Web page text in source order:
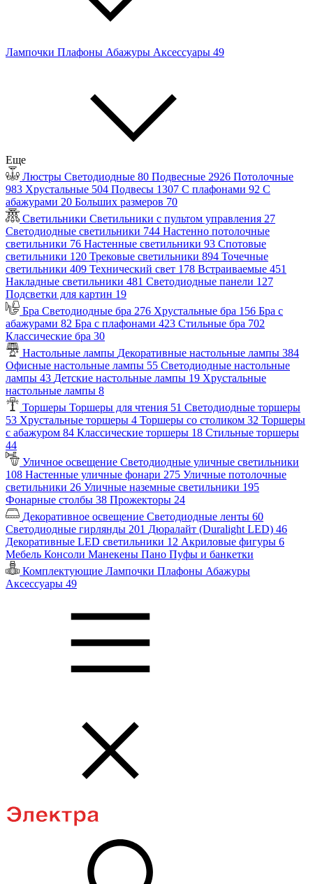
Лампочки Плафоны Абажуры Аксессуары 49
Еще
Люстры Светодиодные 80 Подвесные 2926 Потолочные
983 Хрустальные 504 Подвесы 1307 С плафонами 92 С
абажурами 20 Больших размеров 70
Светильники Светильники с пультом управления 27
Светодиодные светильники 744 Настенно потолочные
светильники 76 Настенные светильники 93 Спотовые
светильники 120 Трековые светильники 894 Точечные
светильники 409 Технический свет 178 Встраиваемые 451
Накладные светильники 481 Светодиодные панели 127
Подсветки для картин 19
Бра Светодиодные бра 276 Хрустальные бра 156 Бра с
абажурами 82 Бра с плафонами 423 Стильные бра 702
Классические бра 30
Настольные лампы Декоративные настольные лампы 384
Офисные настольные лампы 55 Светодиодные настольные
лампы 43 Детские настольные лампы 19 Хрустальные
настольные лампы 8
Торшеры Торшеры для чтения 51 Светодиодные торшеры
53 Хрустальные торшеры 4 Торшеры со столиком 32 Торшеры
с абажуром 84 Классические торшеры 18 Стильные торшеры
44
Уличное освещение Светодиодные уличные светильники
108 Настенные уличные фонари 275 Уличные потолочные
светильники 26 Уличные наземные светильники 195
Фонарные столбы 38 Прожекторы 24
Декоративное освещение Светодиодные ленты 60
Светодиодные гирлянды 201 Дюралайт (Duralight LED) 46
Декоративные LED светильники 12 Акриловые фигуры 6
Мебель Консоли Манекены Пано Пуфы и банкетки
Комплектующие Лампочки Плафоны Абажуры
Аксессуары 49